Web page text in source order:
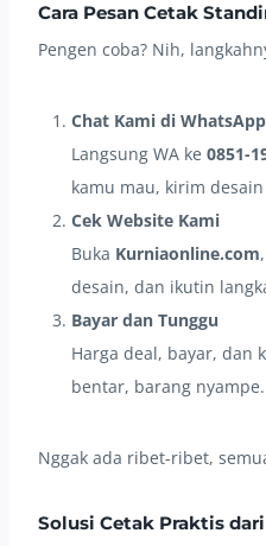
Cara Pesan Cetak
Pengen coba? Nih,
Chat Kami di WhatsApp
Langsung WA ke 0851-
kamu mau, kirim
Cek Website Kami
Buka Kurniaonline.com
desain, dan ikutin
Bayar dan Tunggu
Harga deal, bayar, dan
bentar, barang nyampe.
Nggak ada ribet-ribet,
Solusi Cetak Praktis